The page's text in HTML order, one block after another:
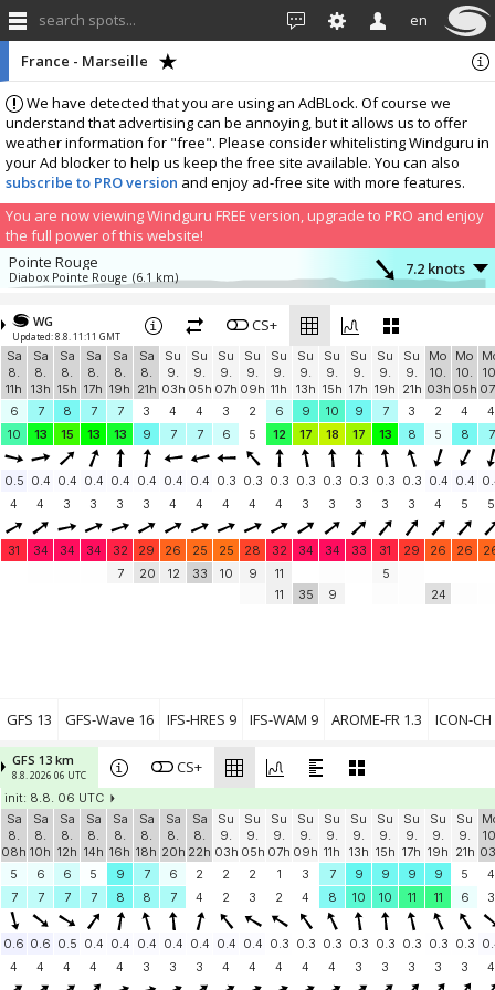
search spots... en
We have detected that you are using an AdBLock. Of course we
understand that advertising can be annoying, but it allows us to offer
weather information for "free". Please consider whitelisting Windguru in
your Ad blocker to help us keep the free site available. You can also
subscribe to PRO version and enjoy ad-free site with more features.
You are now viewing Windguru FREE version, upgrade to PRO and enjoy
the full power of this website!
France - Marseille
Pointe Rouge
Diabox Pointe Rouge (6.1 km) 7.2 knots
Garlaban 566m
Windbird 1526 (14.6 km)
Aéroport Marseille-Provence
Marignane-Aero (20.3 km)
9.7 knots
Décollage Sud CUGES LES PINS
Pioupiou 384 (23.5 km)
6.9 knots
MACC
Windbird 2059 (24.9 km)
8.1 knots
Décollage SUD-OUEST CUGES LES PINS
Windbird 1385 (25.5 km)
5.4 knots
Windbird 1412
Windbird 1412 (26.9 km)
2.2 knots
(28.9 km)
WG
Updated: 8.8. 11:11 GMT
CS+
Sa
8.
11h
Sa
8.
13h
Sa
8.
15h
Sa
8.
17h
Sa
8.
19h
Sa
8.
21h
Su
9.
03h
Su
9.
05h
Su
9.
07h
Su
9.
09h
Su
9.
11h
Su
9.
13h
Su
9.
15h
Su
9.
17h
Su
9.
19h
Su
9.
21h
Mo
10.
03h
Mo
10.
05h
6
7 8 7 7 3 4 4 3 2 6 9 10 9 7 3 2 4
4
10
13 15 13 13 9 7 7 6 5 12 17 18 17 13 8 5 8 7
0.5 0.4 0.4 0.4 0.4 0.4 0.4 0.4 0.3 0.3 0.3 0.3 0.3 0.3 0.3 0.3 0.4 0.4
4
4 3 3 3 3 4 4 4 4 4 3 3 3 3 3 4 5 5
31 34 34 34 32 29 26 25 25 28 32 34 34 33 31 29 26 26
7
20 12 33 10 9
11
11
35 9
5
24
GFS 13 GFS-Wave 16 IFS-HRES 9 IFS-WAM 9 AROME-FR 1.3 ICON-CH
GFS 13 km
8.8. 2026 06 UTC CS+
init: 8.8. 06 UTC
Sa
8.
08h
Sa
8.
10h
Sa
8.
12h
Sa
8.
14h
Sa
8.
16h
Sa
8.
18h
Sa
8.
20h
Sa
8.
22h
Su
9.
03h
Su
9.
05h
Su
9.
07h
Su
9.
09h
Su
9.
11h
Su
9.
13h
Su
9.
15h
Su
9.
17h
Su
9.
19h
Su
9.
21h
5
6 6 5 9 7 6 2 2 2 1 3 7 9 9 9 9 5
4
7
7 7 7 8 8 7 4 2 3 2 4 8 10 10 11 11 6 3
0.6 0.6 0.5 0.4 0.4 0.4 0.4 0.4 0.4 0.4 0.3 0.3 0.3 0.3 0.3 0.3 0.3 0.3
4
4 4 4 4 3 3 3 4 4 4 4 4 3 3 3 3 3 4